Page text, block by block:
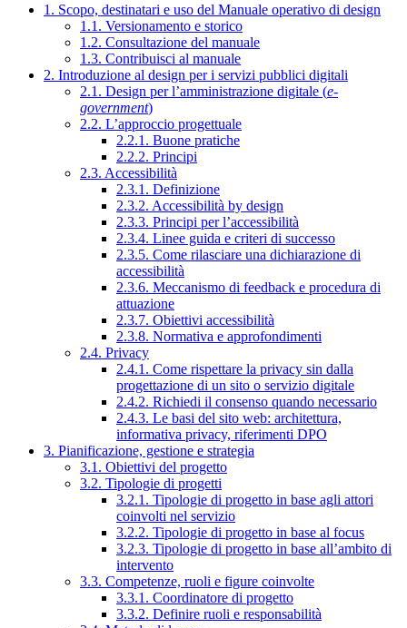
1. Scopo, destinatari e uso del Manuale operativo di design
1.1. Versionamento e storico
1.2. Consultazione del manuale
1.3. Contribuisci al manuale
2. Introduzione al design per i servizi pubblici digitali
2.1. Design per l’amministrazione digitale (e-
government)
2.2. L’approccio progettuale
2.2.1. Buone pratiche
2.2.2. Principi
2.3. Accessibilità
2.3.1. Definizione
2.3.2. Accessibilità by design
2.3.3. Principi per l’accessibilità
2.3.4. Linee guida e criteri di successo
2.3.5. Come rilasciare una dichiarazione di
accessibilità
2.3.6. Meccanismo di feedback e procedura di
attuazione
2.3.7. Obiettivi accessibilità
2.3.8. Normativa e approfondimenti
2.4. Privacy
2.4.1. Come rispettare la privacy sin dalla
progettazione di un sito o servizio digitale
2.4.2. Richiedi il consenso quando necessario
2.4.3. Le basi del sito web: architettura,
informativa privacy, riferimenti DPO
3. Pianificazione, gestione e strategia
3.1. Obiettivi del progetto
3.2. Tipologie di progetti
3.2.1. Tipologie di progetto in base agli attori
coinvolti nel servizio
3.2.2. Tipologie di progetto in base al focus
3.2.3. Tipologie di progetto in base all’ambito di
intervento
3.3. Competenze, ruoli e figure coinvolte
3.3.1. Coordinatore di progetto
3.3.2. Definire ruoli e responsabilità